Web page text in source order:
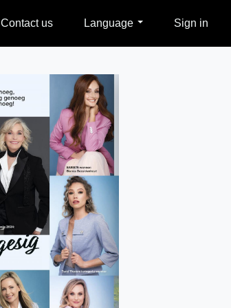
Contact us Language Sign in